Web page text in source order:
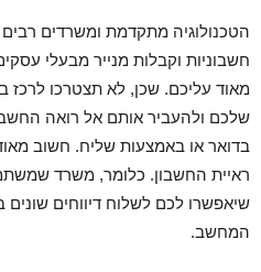
הטכנולוגיה מתקדמת ומשרדים
חשבוניות וקבלות מנייר מבעלי
מאוד עליכם. שכן, לא תצטרכו
שלכם ולהעביר אותם אל רואה
בדואר או באמצעות שליח. חשוב
ראיית החשבון. כלומר, משרד
שיאפשרו לכם לשלוח דיווחים שונים
המחשב.